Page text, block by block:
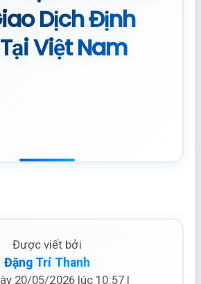
Dịch Định
Việt Nam
Được viết bởi
Đặng Trí Thanh
20/05/2026 lúc 10:57 |